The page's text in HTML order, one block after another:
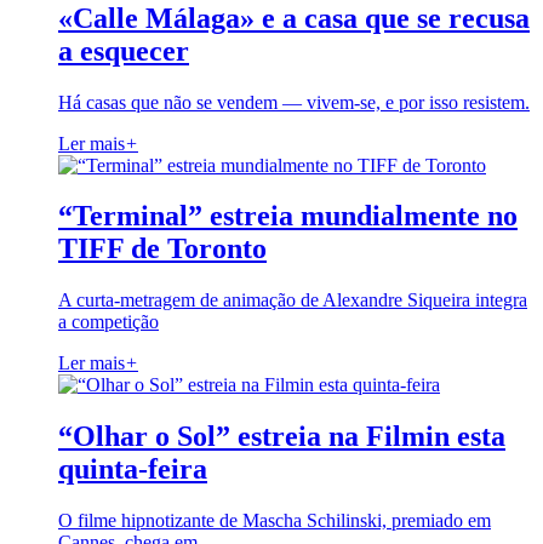
«Calle Málaga» e a casa que se recusa
a esquecer
Há casas que não se vendem — vivem-se, e por isso resistem.
Ler mais+
“Terminal” estreia mundialmente no
TIFF de Toronto
A curta-metragem de animação de Alexandre Siqueira integra
a competição
Ler mais+
“Olhar o Sol” estreia na Filmin esta
quinta-feira
O filme hipnotizante de Mascha Schilinski, premiado em